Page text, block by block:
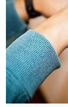
23:00
07.08.26